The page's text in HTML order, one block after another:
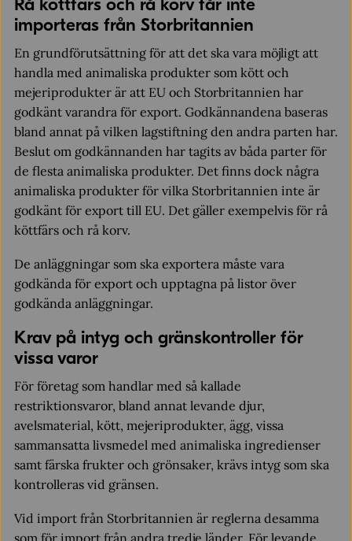
Rå köttfärs och rå korv får inte
importeras från Storbritannien
En grundförutsättning för att det ska vara möjligt att
handla med animaliska produkter som kött och
mejeriprodukter är att EU och Storbritannien har
godkänt varandra för export. Godkännandena baseras
bland annat på vilken lagstiftning den andra parten har.
Beslut om godkännanden har tagits av båda parter för
de flesta animaliska produkter. Det finns dock några
animaliska produkter för vilka Storbritannien inte är
godkänt för export till EU. Det gäller exempelvis för rå
köttfärs och rå korv.
De anläggningar som ska exportera måste vara
godkända för export och upptagna på listor över
godkända anläggningar.
Krav på intyg och gränskontroller för
vissa varor
För företag som handlar med så kallade
restriktionsvaror, bland annat levande djur,
avelsmaterial, kött, mejeriprodukter, ägg, vissa
sammansatta livsmedel med animaliska ingredienser
samt färska frukter och grönsaker, krävs intyg som ska
kontrolleras vid gränsen.
Vid import från Storbritannien är reglerna desamma
som för import från andra tredje länder. För levande